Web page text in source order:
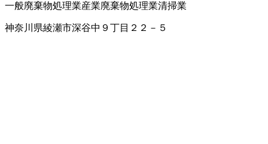
一般廃棄物処理業産業廃棄物処理業清掃業
神奈川県綾瀬市深谷中９丁目２２－５